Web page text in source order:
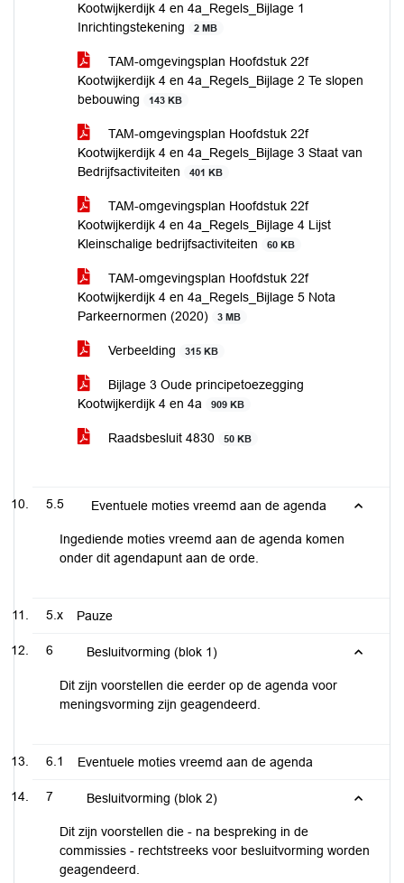
Kootwijkerdijk 4 en 4a_Regels_Bijlage 1
Inrichtingstekening
2 MB
TAM-omgevingsplan Hoofdstuk 22f
Kootwijkerdijk 4 en 4a_Regels_Bijlage 2 Te slopen
bebouwing
143 KB
TAM-omgevingsplan Hoofdstuk 22f
Kootwijkerdijk 4 en 4a_Regels_Bijlage 3 Staat van
Bedrijfsactiviteiten
401 KB
TAM-omgevingsplan Hoofdstuk 22f
Kootwijkerdijk 4 en 4a_Regels_Bijlage 4 Lijst
Kleinschalige bedrijfsactiviteiten
60 KB
TAM-omgevingsplan Hoofdstuk 22f
Kootwijkerdijk 4 en 4a_Regels_Bijlage 5 Nota
Parkeernormen (2020)
3 MB
Verbeelding 315 KB
Bijlage 3 Oude principetoezegging
Kootwijkerdijk 4 en 4a
909 KB
Raadsbesluit 4830 50 KB
5.5 Eventuele moties vreemd aan de agenda
Ingediende moties vreemd aan de agenda komen
onder dit agendapunt aan de orde.
5.x Pauze
6 Besluitvorming (blok 1)
Dit zijn voorstellen die eerder op de agenda voor
meningsvorming zijn geagendeerd.
6.1 Eventuele moties vreemd aan de agenda
7 Besluitvorming (blok 2)
Dit zijn voorstellen die - na bespreking in de
commissies - rechtstreeks voor besluitvorming worden
geagendeerd.